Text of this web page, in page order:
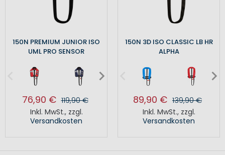
150N PREMIUM JUNIOR ISO
UML PRO SENSOR
76,90 € 119,90 €
Inkl. MwSt., zzgl.
Versandkosten
150N 3D ISO CLASSIC LB HR
ALPHA
89,90 € 139,90 €
Inkl. MwSt., zzgl.
Versandkosten